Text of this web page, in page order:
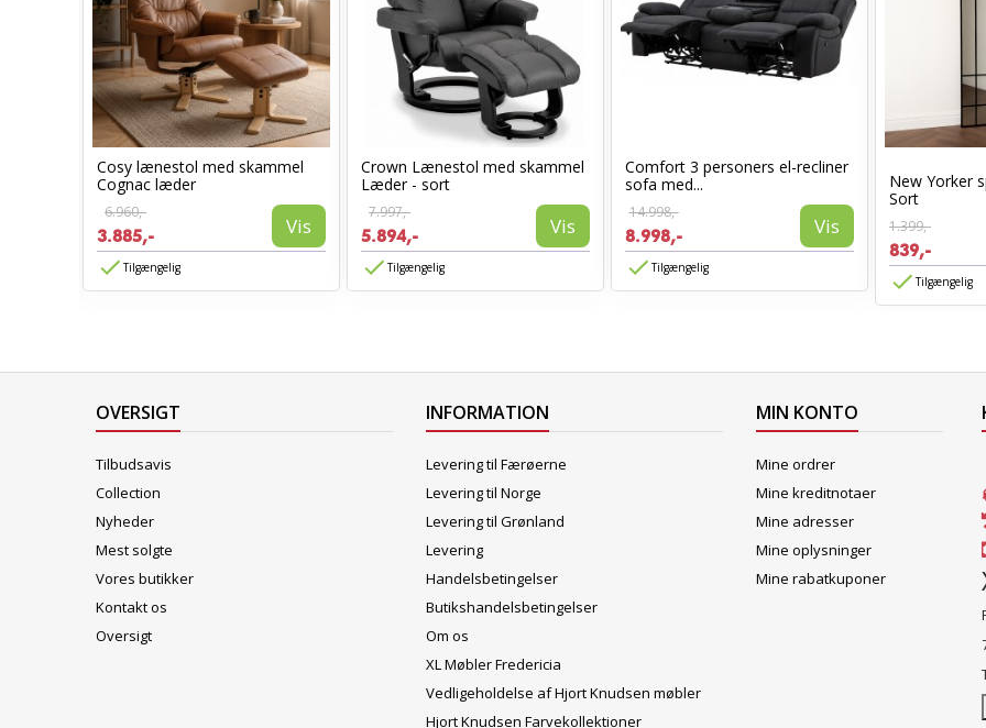
Cosy lænestol med skammel
Cognac læder
6.960,-
3.885,- Vis
Tilgængelig
Crown Lænestol med skammel
Læder - sort
7.997,-
5.894,- Vis
Tilgængelig
Comfort 3 personers el-recliner
sofa med...
14.998,-
8.998,- Vis
Tilgængelig
New Yorker
Sort
1.399,-
839,-
Tilgængelig
OVERSIGT
Tilbudsavis
Collection
Nyheder
Mest solgte
Vores butikker
Kontakt os
Oversigt
INFORMATION
Levering til Færøerne
Levering til Norge
Levering til Grønland
Levering
Handelsbetingelser
Butikshandelsbetingelser
Om os
XL Møbler Fredericia
Vedligeholdelse af Hjort Knudsen møbler
Hjort Knudsen Farvekollektioner
MIN KONTO
Mine ordrer
Mine kreditnotaer
Mine adresser
Mine oplysninger
Mine rabatkuponer